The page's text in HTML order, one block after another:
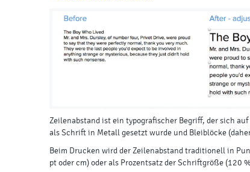
Zeilenabstand ist ein typografischer Begriff, der sich
als Schrift in Metall gesetzt wurde und Bleiblöcke
Beim Drucken wird der Zeilenabstand traditionell in
pt oder cm) oder als Prozentsatz der Schriftgröße (120